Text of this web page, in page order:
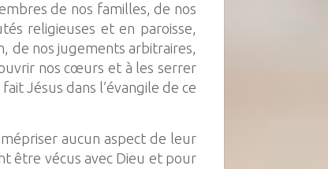
de nos familles, de nos
religieuses et en paroisse,
de nos jugements arbitraires,
nos cœurs et à les serrer
Jésus dans l’évangile de ce
aucun aspect de leur
être vécus avec Dieu et pour